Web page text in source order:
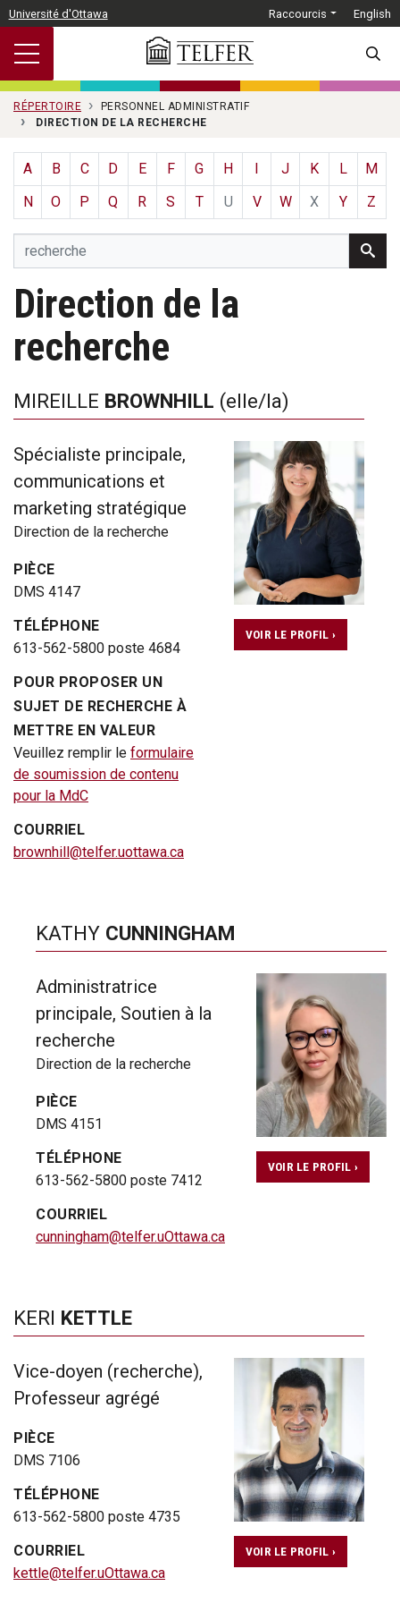
Passer au contenu principal
Université d'Ottawa Raccourcis English
RÉPERTOIRE
PERSONNEL ADMINISTRATIF
DIRECTION DE LA RECHERCHE
A B C D E F G H J K L
M
N
O P Q R S T U V W X Y Z
Direction de la
recherche
MIREILLE BROWNHILL (elle/la)
Spécialiste principale,
communications et
marketing stratégique
Direction de la recherche
PIÈCE
DMS 4147
TÉLÉPHONE
613-562-5800 poste 4684
POUR PROPOSER UN
SUJET DE RECHERCHE À
METTRE EN VALEUR
Veuillez remplir le formulaire
de soumission de contenu
pour la MdC
COURRIEL
brownhill@telfer.uottawa.ca
VOIR LE PROFIL ›
KATHY CUNNINGHAM
Administratrice
principale, Soutien à la
recherche
Direction de la recherche
PIÈCE
DMS 4151
TÉLÉPHONE
613-562-5800 poste 7412
COURRIEL
cunningham@telfer.uOttawa.ca
VOIR LE PROFIL ›
KERI KETTLE
Vice-doyen (recherche),
Professeur agrégé
PIÈCE
DMS 7106
TÉLÉPHONE
613-562-5800 poste 4735
COURRIEL
kettle@telfer.uOttawa.ca
VOIR LE PROFIL ›